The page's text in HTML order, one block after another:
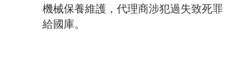
機械保養維護，代理商涉犯過失致死
給國庫。